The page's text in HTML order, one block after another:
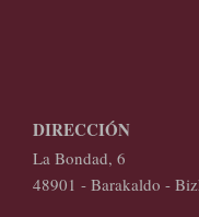
DIRECCIÓN
La Bondad, 6
48901 - Barakaldo -